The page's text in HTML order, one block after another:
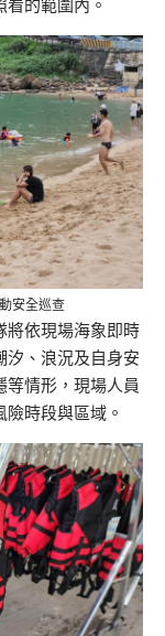
的範圍內。
安全巡查
將依現場海象即時
汐、浪況及自身安
情形，現場人員
時段與區域。